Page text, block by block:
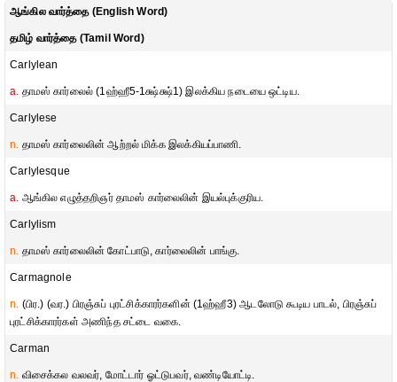
ஆங்கில வார்த்தை (English Word)
தமிழ் வார்த்தை (Tamil Word)
Carlylean
a. தாமஸ் கார்லைல் (1ஹ்ஹீ5-1க்ஷ்க்ஷ்1) இலக்கிய நடையை ஒட்டிய.
Carlylese
n. தாமஸ் கார்லைலின் ஆற்றல் மிக்க இலக்கியப்பாணி.
Carlylesque
a. ஆங்கில எழுத்தறிஞர் தாமஸ் கார்லைலின் இயல்புக்குரிய.
Carlylism
n. தாமஸ் கார்லைலின் கோட்பாடு, கார்லைலின் பாங்கு.
Carmagnole
n. (பிர.) (வர.) பிரஞ்சுப் புரட்சிக்காரர்களின் (1ஹ்ஹீ3) ஆடலோடு கூடிய பாடல், பிரஞ்சுப்
புரட்சிக்காரர்கள் அணிந்த சட்டை வகை.
Carman
n. விசைக்கல வலவர், மோட்டார் ஓட்டுபவர், வண்டியோட்டி.